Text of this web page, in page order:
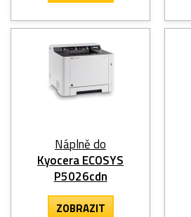
Náplně do
Kyocera ECOSYS
P5026cdn
ZOBRAZIT